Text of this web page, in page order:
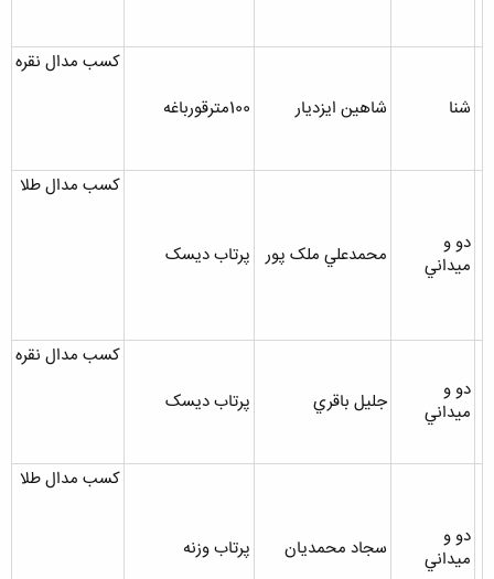
شنا شاهين ايزديار 100مترقورباغه
کسب مدال نقره
دو و
ميداني
محمدعلي ملک پور پرتاب ديسک
کسب مدال طلا
دو و
ميداني
جليل باقري پرتاب ديسک
کسب مدال نقره
دو و
ميداني
سجاد محمديان پرتاب وزنه
کسب مدال طلا